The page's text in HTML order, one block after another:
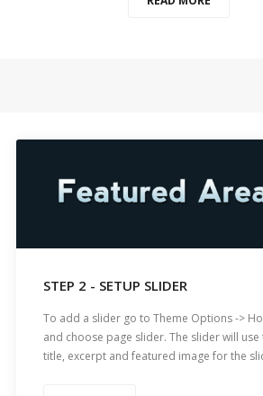
STEP 2 - SETUP SLIDER
To add a slider go to Theme Options ->
and choose page slider. The slider will use
title, excerpt and featured image for the